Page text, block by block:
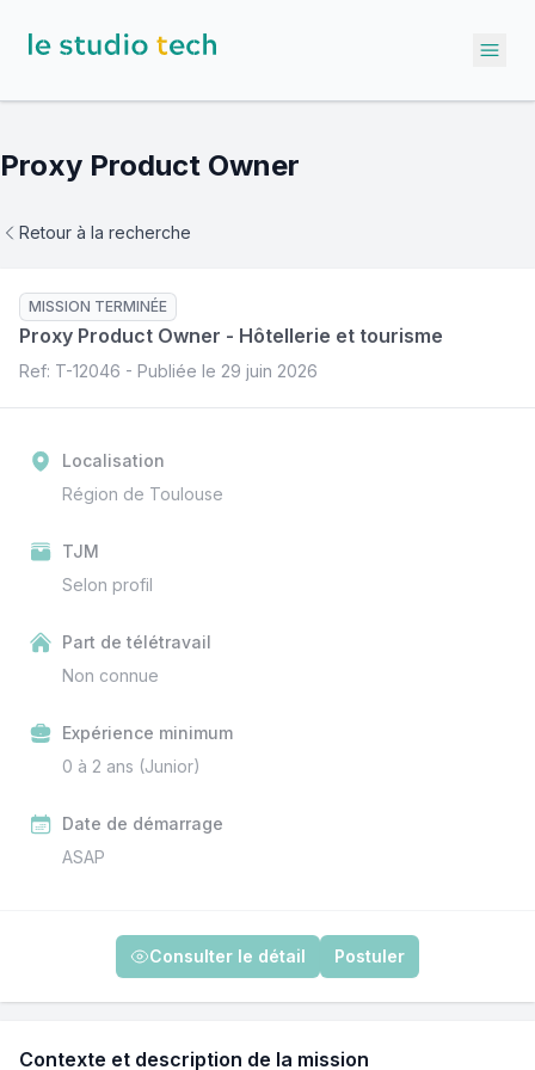
Proxy Product Owner
Retour à la recherche
Proxy Product Owner - Hôtellerie et tourisme
MISSION TERMINÉE
Ref: T-12046 - Publiée le 29 juin 2026
Localisation
Région de Toulouse
TJM
Selon profil
Part de télétravail
Non connue
Expérience minimum
0 à 2 ans (Junior)
Date de démarrage
ASAP
Consulter le détail Postuler
Contexte et description de la mission